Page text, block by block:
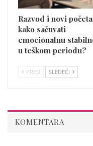
Razvod i novi
kako sačuvati
emocionalnu
u teškom periodu?
PRED SLEDEĆI
KOMENTARA